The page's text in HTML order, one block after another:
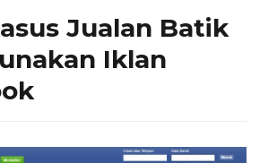
Jualan Batik
Iklan